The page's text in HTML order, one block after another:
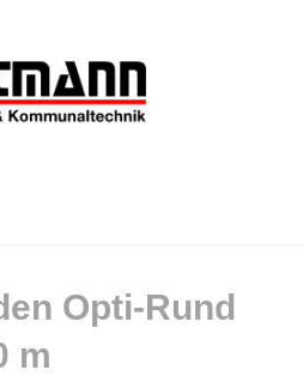
Opti-Rund
m